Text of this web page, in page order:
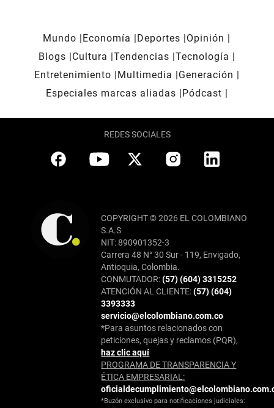
Mundo Economía Deportes
Opinión
Blogs
Cultura Tendencias Tecnología
Entretenimiento
Multimedia
Generación
Especiales marcas aliadas
Pódcast
REDES SOCIALES
COPYRIGHT © 2026 EL COLOMBIANO
S.A.S
NIT: 890901352-3
Carrera 48 N° 30 Sur - 119, Envigado,
Antioquia, Colombia.
CONMUTADOR:(57) (604) 3315252
ATENCIÓN AL CLIENTE:(57) (604)
3393333
servicio@elcolombiano.com.co
*Para asuntos relacionados con
peticiones, quejas y reclamos (PQR),
haz clic aquí
PROGRAMA DE TRANSPARENCIA Y
ÉTICA EMPRESARIAL:
*Buzón exclusivo para notificaciones judiciales: